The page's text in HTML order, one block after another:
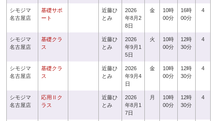
シモジマ
名古屋店
基礎サポ
ート
近藤ひ
とみ
2026
年8月2
8日
金
10時
00分
16時
00分
4
シモジマ
名古屋店
基礎クラ
ス
近藤ひ
とみ
2026
年9月1
5日
火
10時
00分
12時
30分
4
シモジマ
名古屋店
基礎クラ
ス
近藤ひ
とみ
2026
年9月4
日
金
10時
00分
12時
30分
4
シモジマ
名古屋店
応用Ⅱク
ラス
近藤ひ
とみ
2026
年8月1
7日
月
10時
00分
12時
30分
4